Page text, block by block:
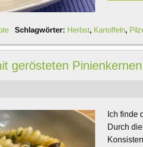
Schlagwörter: Herbst, Kartoffeln,
gerösteten
Ich finde
Durch